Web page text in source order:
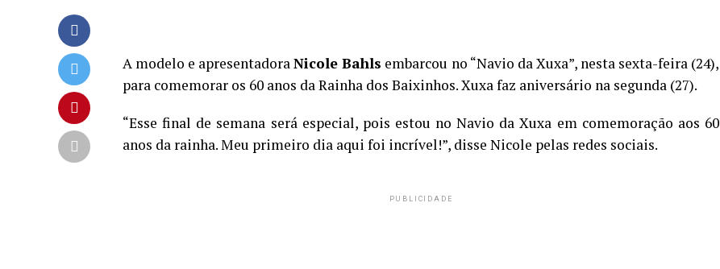
A modelo e apresentadoraNicole Bahls embarcou no “Navio da Xuxa”, nesta sexta-feira (24),
para comemorar os 60 anos da Rainha dos Baixinhos. Xuxa faz aniversário na segunda (27).
“Esse final de semana será especial, pois estou no Navio da Xuxa em comemoração aos 60
anos da rainha. Meu primeiro dia aqui foi incrível!”, disse Nicole pelas redes sociais.
PUBLICIDADE